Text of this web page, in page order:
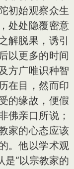
初始观察众生
处处隐覆密意
解脱果，诱引
以更多的时间
方广唯识种智
在目，然而印
的缘故，便假
佛亲口所说；
家的心态应该
。他以学术观
是“以宗教家的